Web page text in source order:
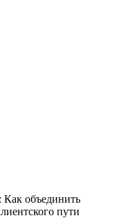
Как объединить
пути